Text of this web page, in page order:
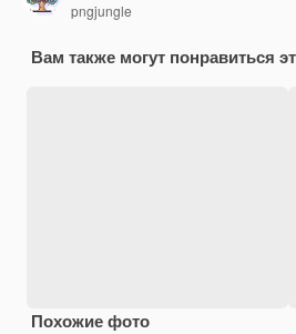
pngjungle
Вам также могут понравиться
Похожие фото